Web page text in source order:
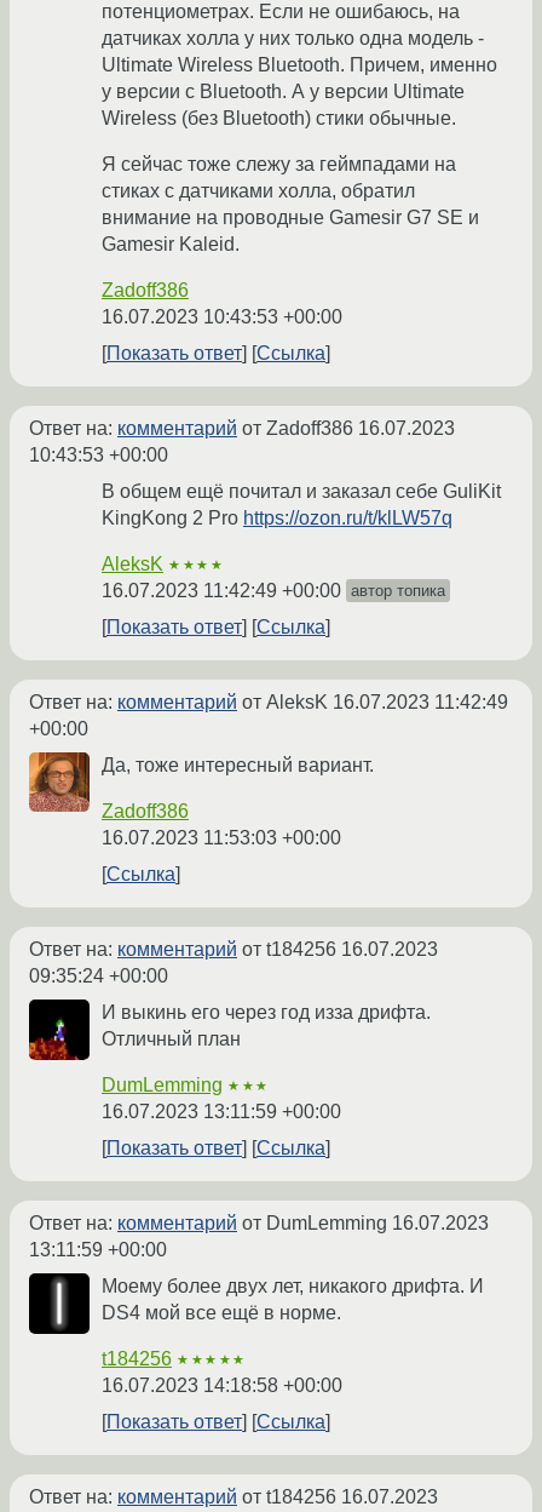
потенциометрах. Если не ошибаюсь, на
датчиках холла у них только одна модель -
Ultimate Wireless Bluetooth. Причем, именно
у версии с Bluetooth. А у версии Ultimate
Wireless (без Bluetooth) стики обычные.
Я сейчас тоже слежу за геймпадами на
стиках с датчиками холла, обратил
внимание на проводные Gamesir G7 SE и
Gamesir Kaleid.
Zadoff386
16.07.2023 10:43:53 +00:00
Показать ответ
Ссылка
Ответ на: комментарий от Zadoff386 16.07.2023
10:43:53 +00:00
В общем ещё почитал и заказал себе GuliKit
KingKong 2 Pro https://ozon.ru/t/klLW57q
AleksK ★★★★
16.07.2023 11:42:49 +00:00 автор топика
Показать ответ Ссылка
Ответ на: комментарий от AleksK 16.07.2023 11:42:49
+00:00
Да, тоже интересный вариант.
Zadoff386
16.07.2023 11:53:03 +00:00
Ссылка
Ответ на: комментарий от t184256 16.07.2023
09:35:24 +00:00
И выкинь его через год изза дрифта.
Отличный план
DumLemming ★★★
16.07.2023 13:11:59 +00:00
Показать ответ
Ссылка
Ответ на: комментарий от DumLemming 16.07.2023
13:11:59 +00:00
Моему более двух лет, никакого дрифта. И
DS4 мой все ещё в норме.
t184256 ★★★★★
16.07.2023 14:18:58 +00:00
Показать ответ
Ссылка
Ответ на: комментарий от t184256 16.07.2023